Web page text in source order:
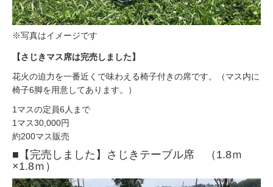
※写真はイメージです
【さじきマス席は完売しました】
花火の迫力を一番近くで味わえる椅子付きの席です。（マス内に
椅子6脚を用意してあります。）
1マスの定員6人まで
1マス30,000円
約200マス販売
■【完売しました】さじきテーブル席 （1.8ｍ
×1.8ｍ）